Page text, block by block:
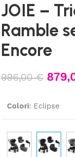
JOIE –
Ramble
Encore
996,00€
Colori: Eclipse